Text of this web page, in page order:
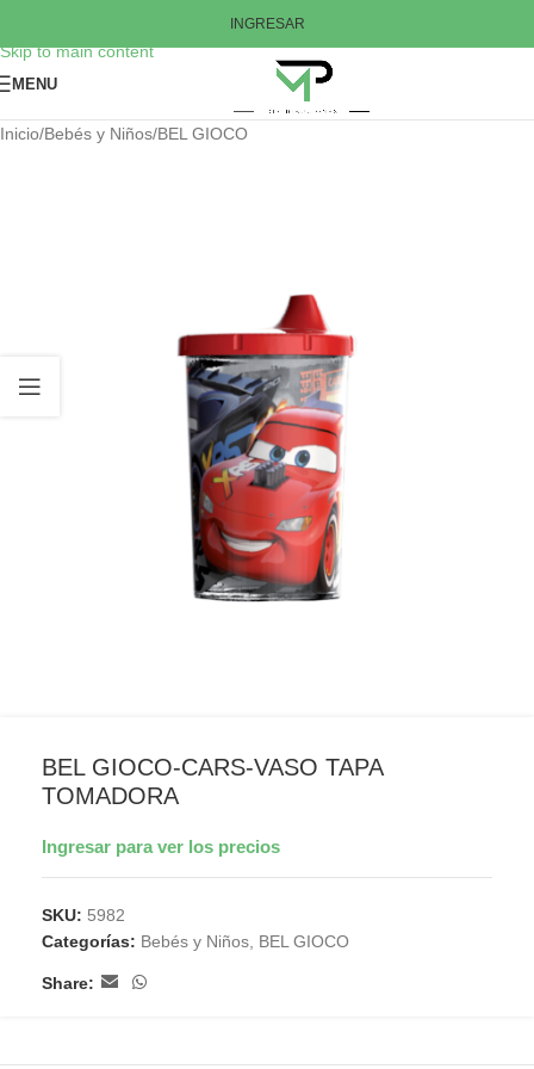
Skip to main content
INGRESAR
MENU
Inicio/Bebés y Niños/BEL GIOCO
BEL GIOCO-CARS-VASO TAPA
TOMADORA
Ingresar para ver los precios
SKU: 5982
Categorías: Bebés y Niños BEL GIOCO
Share: